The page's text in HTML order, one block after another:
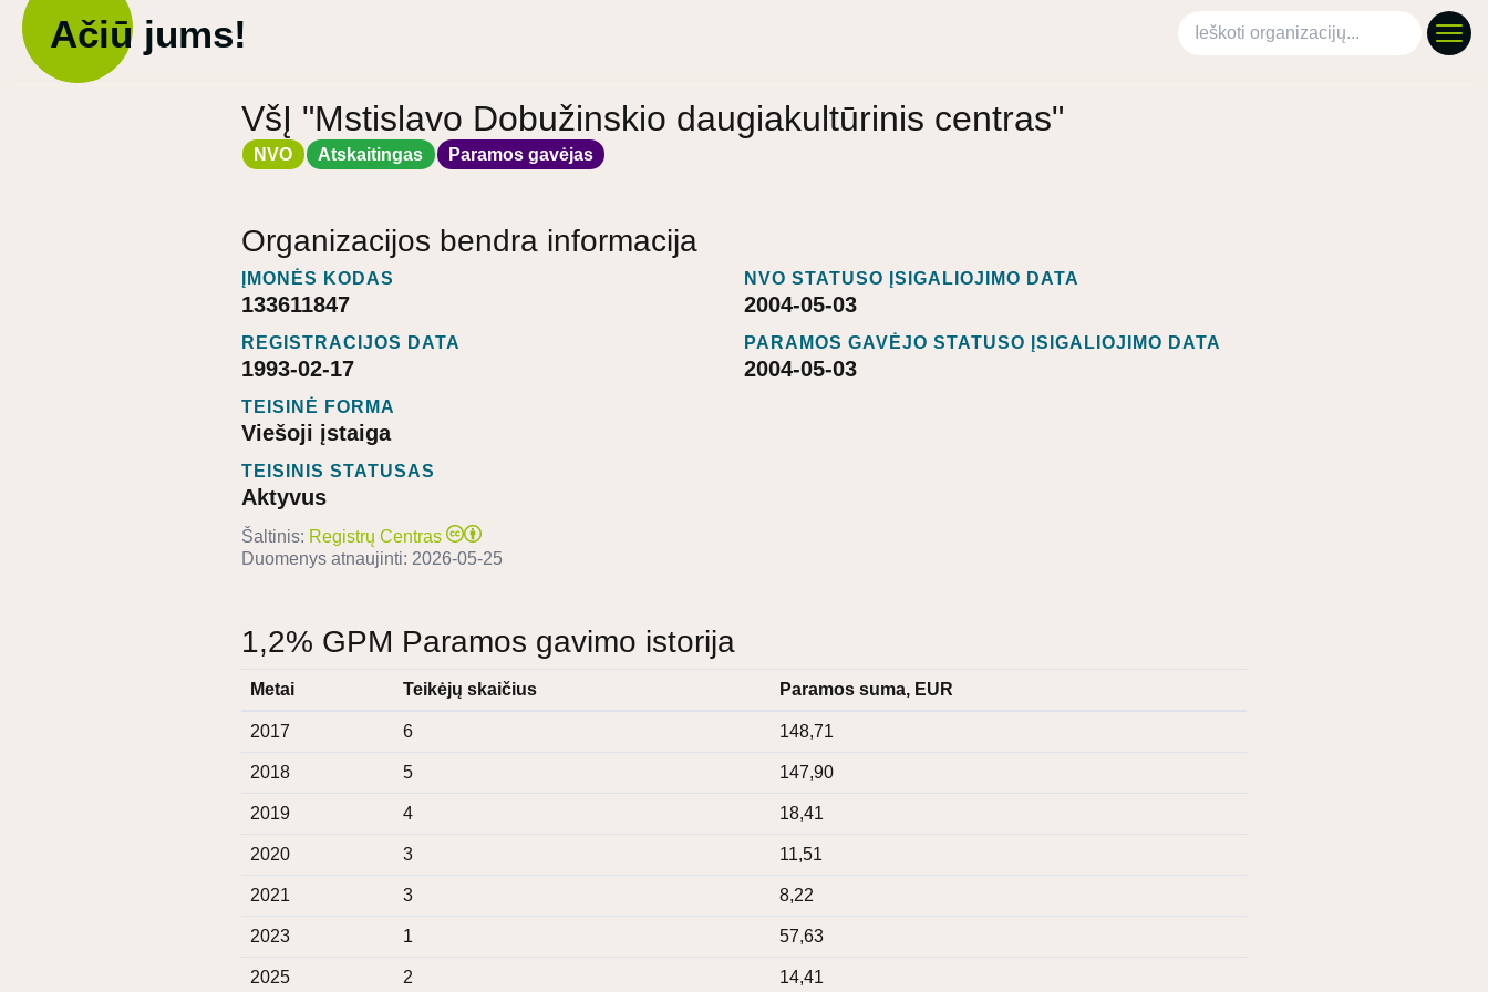
Ačiū jums! Ieškoti organizacijų
VšĮ "Mstislavo Dobužinskio daugiakultūrinis centras"
NVO Atskaitingas Paramos gavėjas
Organizacijos bendra informacija
ĮMONĖS KODAS
133611847
REGISTRACIJOS DATA
1993-02-17
TEISINĖ FORMA
Viešoji įstaiga
TEISINIS STATUSAS
Aktyvus
NVO STATUSO ĮSIGALIOJIMO DATA
2004-05-03
PARAMOS GAVĖJO STATUSO ĮSIGALIOJIMO DATA
2004-05-03
Šaltinis: Registrų Centras
Duomenys atnaujinti: 2026-05-25
1,2% GPM Paramos gavimo istorija
Metai Teikėjų skaičius Paramos suma, EUR
2017 6 148,71
2018 5 147,90
2019 4 18,41
2020 3 11,51
2021 3 8,22
2023 1 57,63
2025 2 14,41